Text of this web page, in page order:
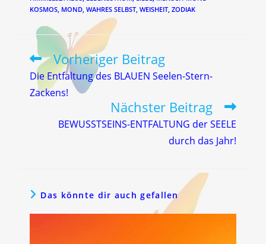
KOSMOS, MOND, WAHRES SELBST, WEISHEIT, ZODIAK
Weitere
Artikel
ansehen
Vorheriger Beitrag
Die Entfaltung des BLAUEN Seelen-Stern-
Zackens!
Nächster Beitrag
BEWUSSTSEINS-ENTFALTUNG der SEELE
durch das Jahr!
Das könnte dir auch gefallen